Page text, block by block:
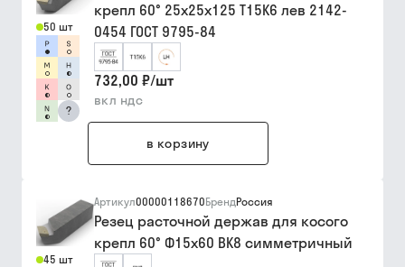
50 шт
?
крепл 60° 25х25х125 Т15К6 лев 2142-
0454 ГОСТ 9795-84
732,00 ₽/шт
вкл ндс
в корзину
45 шт
Артикул00000118670БрендРоссия
Резец расточной держав для косого
крепл 60° Ф15х60 ВК8 симметричный